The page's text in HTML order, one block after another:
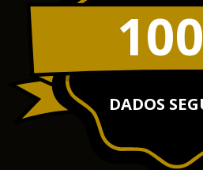
DADOS